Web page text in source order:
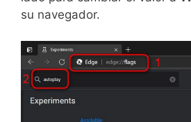
su navegador.